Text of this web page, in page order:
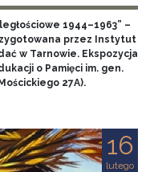
1944–1963” –
przez Instytut
w Tarnowie. Ekspozycja
o Pamięci im. gen.
27A).
16
lutego